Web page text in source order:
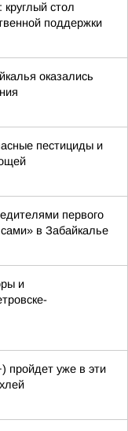
стол
поддержки
оказались
пестициды и
первого
в Забайкалье
и
пройдет уже в эти